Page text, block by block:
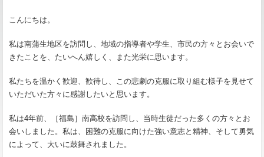
こんにちは。
私は南蒲生地区を訪問し、地域の指導者や学生、市民の方々とお会いで
きたことを、たいへん嬉しく、また光栄に思います。
私たちを温かく歓迎、歓待し、この悲劇の克服に取り組む様子を見せて
いただいた方々に感謝したいと思います。
私は4年前、［福島］南高校を訪問し、当時生徒だった多くの方々とお
会いしました。私は、困難の克服に向けた強い意志と精神、そして勇気
によって、大いに鼓舞されました。